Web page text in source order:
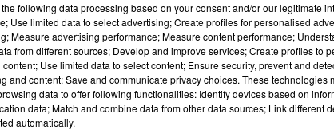
à Charleville-Mézières. Les sapeurs-
la victime serait un homme de 83 ans,
du dossier ce mardi soir.
following data processing based on your consent and/or our legitimate
Use limited data to select advertising; Create profiles for personalised
Measure advertising performance; Measure content performance;
from different sources; Develop and improve services; Create profiles to
Use limited data to select content; Ensure security, prevent and
and content; Save and communicate privacy choices. These technologies
data to offer following functionalities: Identify devices based on
data; Match and combine data from other data sources; Link different
automatically.